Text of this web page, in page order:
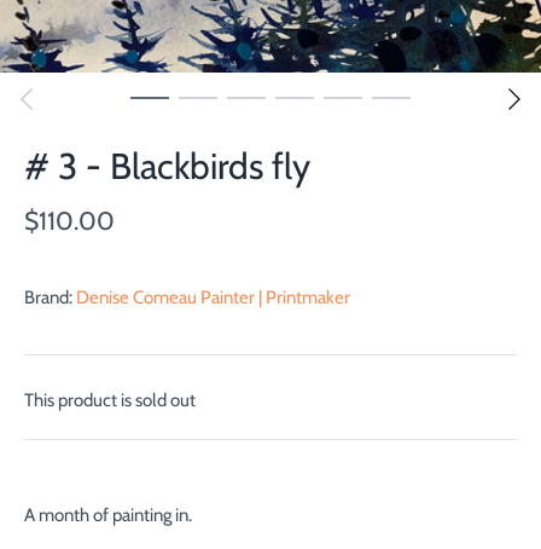
# 3 - Blackbirds fly
$110.00
Brand: Denise Comeau Painter | Printmaker
This product is sold out
A month of painting in.